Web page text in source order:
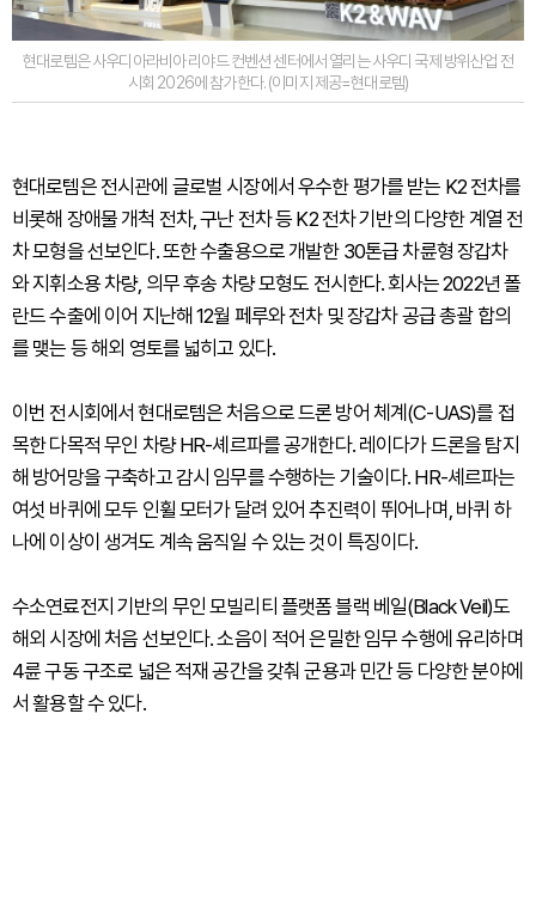
현대로템은 사우디아라비아 리야드 컨벤션 센터에서 열리는 사우디 국제 방위산업 전
시회 2026에 참가한다. (이미지 제공=현대로템)
현대로템은 전시관에 글로벌 시장에서 우수한 평가를 받는 K2 전차를
비롯해 장애물 개척 전차, 구난 전차 등 K2 전차 기반의 다양한 계열 전
차 모형을 선보인다. 또한 수출용으로 개발한 30톤급 차륜형 장갑차
와 지휘소용 차량, 의무 후송 차량 모형도 전시한다. 회사는 2022년 폴
란드 수출에 이어 지난해 12월 페루와 전차 및 장갑차 공급 총괄 합의
를 맺는 등 해외 영토를 넓히고 있다.
이번 전시회에서 현대로템은 처음으로 드론 방어 체계(C-UAS)를 접
목한 다목적 무인 차량 HR-셰르파를 공개한다. 레이다가 드론을 탐지
해 방어망을 구축하고 감시 임무를 수행하는 기술이다. HR-셰르파는
여섯 바퀴에 모두 인휠 모터가 달려 있어 추진력이 뛰어나며, 바퀴 하
나에 이상이 생겨도 계속 움직일 수 있는 것이 특징이다.
수소연료전지 기반의 무인 모빌리티 플랫폼 블랙 베일(Black Veil)도
해외 시장에 처음 선보인다. 소음이 적어 은밀한 임무 수행에 유리하며
4륜 구동 구조로 넓은 적재 공간을 갖춰 군용과 민간 등 다양한 분야에
서 활용할 수 있다.